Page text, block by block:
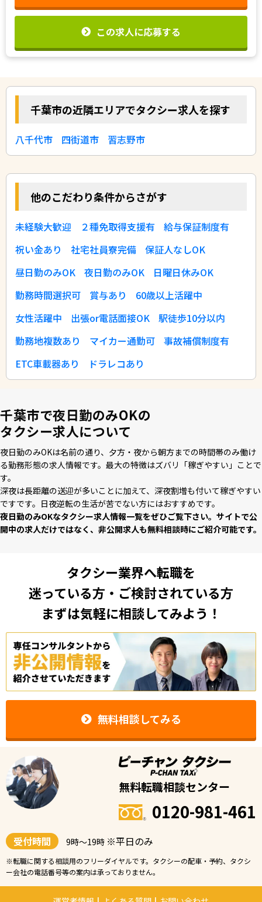
この求人に応募する
千葉市の近隣エリアでタクシー求人を探す
八千代市 四街道市 習志野市
他のこだわり条件からさがす
未経験大歓迎 ２種免取得支援有
給与保証制度有
祝い金あり
社宅社員寮完備
保証人なしOK
昼日勤のみOK
夜日勤のみOK
日曜日休みOK
勤務時間選択可
賞与あり
60歳以上活躍中
女性活躍中
出張or電話面接OK
駅徒歩10分以内
勤務地複数あり
マイカー通勤可
事故補償制度有
ETC車載器あり
ドラレコあり
千葉市で夜日勤のみOKの
タクシー求人について
夜⽇勤のみOKは名前の通り、⼣⽅・夜から朝⽅までの時間帯のみ働け
る勤務形態の求⼈情報です。最⼤の特徴はズバリ「稼ぎやすい」ことで
す。
深夜は⻑距離の送迎が多いことに加えて、深夜割増も付いて稼ぎやすい
ですです。⽇夜逆転の⽣活が苦でない⽅にはおすすめです。
夜⽇勤のみOKなタクシー求⼈情報⼀覧をぜひご覧下さい。サイトで公
開中の求⼈だけではなく、⾮公開求⼈も無料相談時にご紹介可能です。
タクシー業界へ転職を
迷っている方・ご検討されている方
まずは気軽に相談してみよう！
無料相談してみる
無料転職相談センター
0120-981-461
受付時間 9時〜19時 ※平日のみ
※転職に関する相談用のフリーダイヤルです。タクシーの配車・予約、タクシ
ー会社の電話番号等の案内は承っておりません。